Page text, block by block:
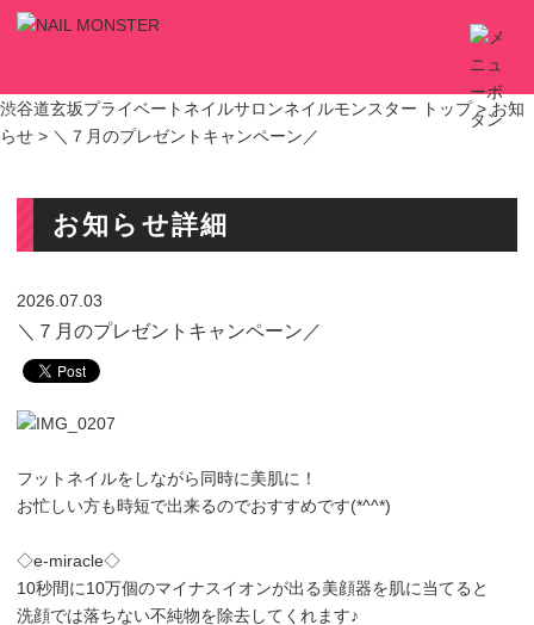
渋谷道玄坂プライベートネイルサロンネイルモンスター トップ > お知
らせ > ＼７月のプレゼントキャンペーン／
お知らせ詳細
2026.07.03
＼７月のプレゼントキャンペーン／
フットネイルをしながら同時に美肌に！
お忙しい方も時短で出来るのでおすすめです(*^^*)
◇e-miracle◇
10秒間に10万個のマイナスイオンが出る美顔器を肌に当てると
洗顔では落ちない不純物を除去してくれます♪